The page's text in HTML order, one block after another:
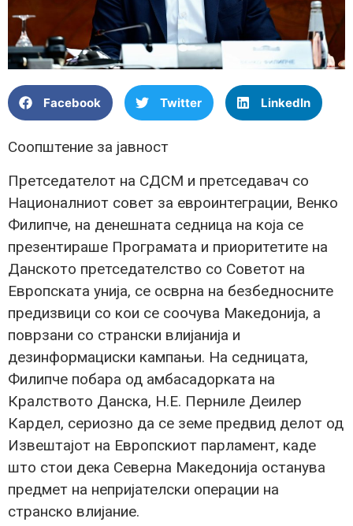
Facebook Twitter LinkedIn
Соопштение за јавност
Претседателот на СДСМ и претседавач со
Националниот совет за евроинтеграции, Венко
Филипче, на денешната седница на која се
презентираше Програмата и приоритетите на
Данското претседателство со Советот на
Европската унија, се осврна на безбедносните
предизвици со кои се соочува Македонија, а
поврзани со странски влијанија и
дезинформациски кампањи. На седницата,
Филипче побара од амбасадорката на
Кралството Данска, Н.Е. Перниле Деилер
Кардел, сериозно да се земе предвид делот од
Извештајот на Европскиот парламент, каде
што стои дека Северна Македонија останува
предмет на непријателски операции на
странско влијание.